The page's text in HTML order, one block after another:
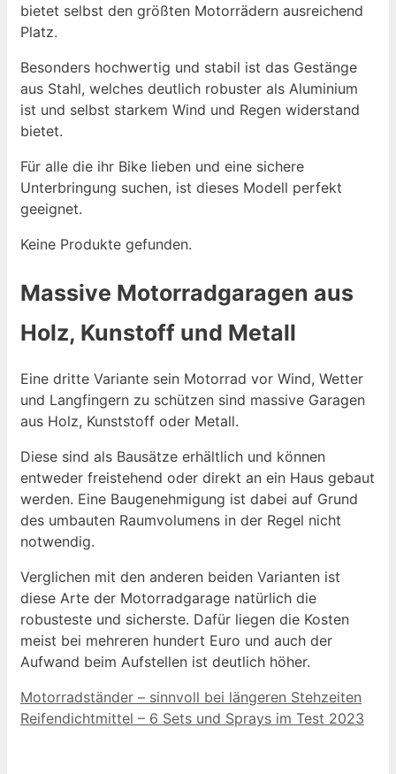
bietet selbst den größten Motorrädern ausreichend
Platz.
Besonders hochwertig und stabil ist das Gestänge
aus Stahl, welches deutlich robuster als Aluminium
ist und selbst starkem Wind und Regen widerstand
bietet.
Für alle die ihr Bike lieben und eine sichere
Unterbringung suchen, ist dieses Modell perfekt
geeignet.
Keine Produkte gefunden.
Massive Motorradgaragen aus
Holz, Kunstoff und Metall
Eine dritte Variante sein Motorrad vor Wind, Wetter
und Langfingern zu schützen sind massive Garagen
aus Holz, Kunststoff oder Metall.
Diese sind als Bausätze erhältlich und können
entweder freistehend oder direkt an ein Haus gebaut
werden. Eine Baugenehmigung ist dabei auf Grund
des umbauten Raumvolumens in der Regel nicht
notwendig.
Verglichen mit den anderen beiden Varianten ist
diese Arte der Motorradgarage natürlich die
robusteste und sicherste. Dafür liegen die Kosten
meist bei mehreren hundert Euro und auch der
Aufwand beim Aufstellen ist deutlich höher.
Motorradständer – sinnvoll bei längeren Stehzeiten
Reifendichtmittel – 6 Sets und Sprays im Test 2023